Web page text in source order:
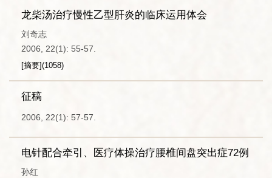
龙柴汤治疗慢性乙型肝炎的临床运用体会
刘奇志
2006, 22(1): 55-57.
[摘要](1058)
征稿
2006, 22(1): 57-57.
电针配合牵引、医疗体操治疗腰椎间盘突出症72例
孙红